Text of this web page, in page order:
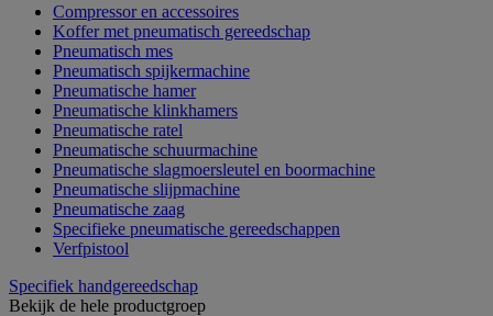
Compressor en accessoires
Koffer met pneumatisch gereedschap
Pneumatisch mes
Pneumatisch spijkermachine
Pneumatische hamer
Pneumatische klinkhamers
Pneumatische ratel
Pneumatische schuurmachine
Pneumatische slagmoersleutel en boormachine
Pneumatische slijpmachine
Pneumatische zaag
Specifieke pneumatische gereedschappen
Verfpistool
Specifiek handgereedschap
Bekijk de hele productgroep